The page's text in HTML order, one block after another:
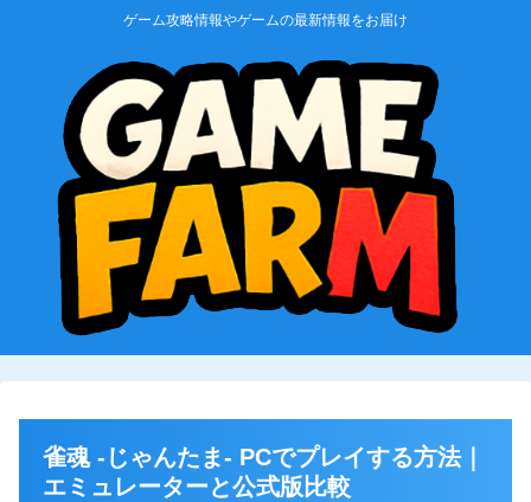
ゲーム攻略情報やゲームの最新情報をお届け
雀魂 -じゃんたま- PCでプレイする方法｜
エミュレーターと公式版比較